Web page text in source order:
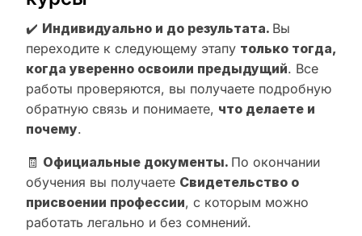
✔️ Индивидуально и до результата. Вы
переходите к следующему этапу только тогда,
когда уверенно освоили предыдущий. Все
работы проверяются, вы получаете подробную
обратную связь и понимаете, что делаете и
почему.
🧾 Официальные документы. По окончании
обучения вы получаете Свидетельство о
присвоении профессии, с которым можно
работать легально и без сомнений.